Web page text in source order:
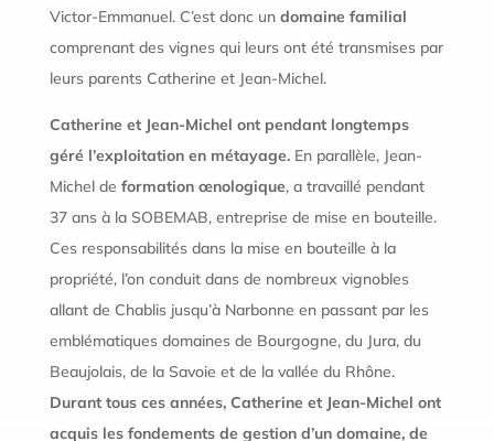
Victor-Emmanuel. C’est donc un domaine familial
comprenant des vignes qui leurs ont été transmises par
leurs parents Catherine et Jean-Michel.
Catherine et Jean-Michel ont pendant longtemps
géré l’exploitation en métayage.En parallèle, Jean-
Michel de formation œnologique, a travaillé pendant
37 ans à la SOBEMAB, entreprise de mise en bouteille.
Ces responsabilités dans la mise en bouteille à la
propriété, l’on conduit dans de nombreux vignobles
allant de Chablis jusqu’à Narbonne en passant par les
emblématiques domaines de Bourgogne, du Jura, du
Beaujolais, de la Savoie et de la vallée du Rhône.
Durant tous ces années, Catherine et Jean-Michel ont
acquis les fondements de gestion d’un domaine, de